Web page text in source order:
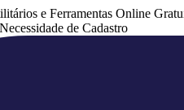
e Ferramentas Online
de Cadastro